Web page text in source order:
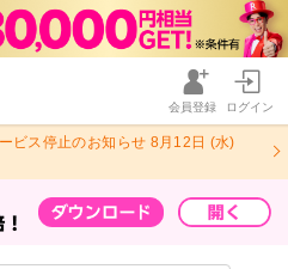
会員登録 ログイン
ビス停止のお知らせ 8月12日 (水)